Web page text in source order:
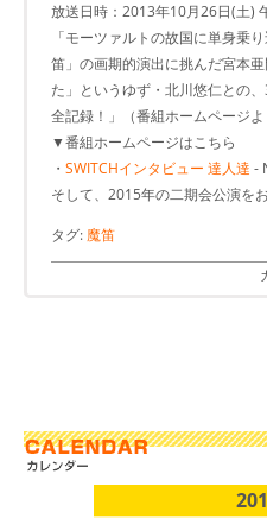
放送日時：2013年10月26日(土)
「モーツァルトの故国に単身乗
笛」の画期的演出に挑んだ宮本
た」というゆず・北川悠仁との
全記録！」（番組ホームページよ
▼番組ホームページはこちら
・ SWITCHインタビュー 達人達 -
そして、2015年の二期会公演を
タグ: 魔笛